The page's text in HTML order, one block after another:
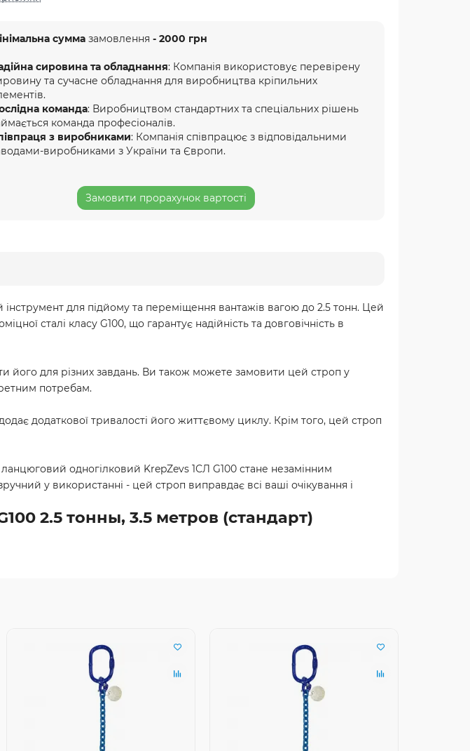
сумма замовлення - 2000 грн
сировина та обладнання: Компанія використовує перевірену
та сучасне обладнання для виробництва кріпильних
команда: Виробництвом стандартних та спеціальних рішень
команда професіоналів.
з виробниками: Компанія співпрацює з відповідальними
виробниками з України та Європи.
Замовити прорахунок вартості
для підйому та переміщення вантажів вагою до 2.5 тонн. Цей
сталі класу G100, що гарантує надійність та довговічність в
його для різних завдань. Ви також можете замовити цей строп у
потребам.
додаткової тривалості його життєвому циклу. Крім того, цей строп
одногілковий KrepZevs 1СЛ G100 стане незамінним
у використанні - цей строп виправдає всі ваші очікування і
2.5 тонны, 3.5 метров (стандарт)